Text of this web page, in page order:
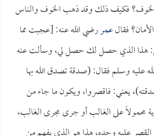
فكيف ذلك وقد ذهب الخوف والناس
فقالعمررضي الله عنه: [عجبت مما
هذا الذي حصل لك حصل لي، وسألت عنه
عليه وسلم فقال: (صدقة تصدق الله بها
يعني: فاقصروا، ويكون ما جاء من
محمولاً على الغالب أو جرى مجرى الغالب،